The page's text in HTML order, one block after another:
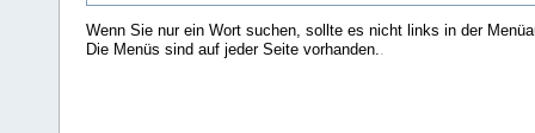
Wenn Sie nur ein Wort suchen, sollte es nicht links in der
Die Menüs sind auf jeder Seite vorhanden..